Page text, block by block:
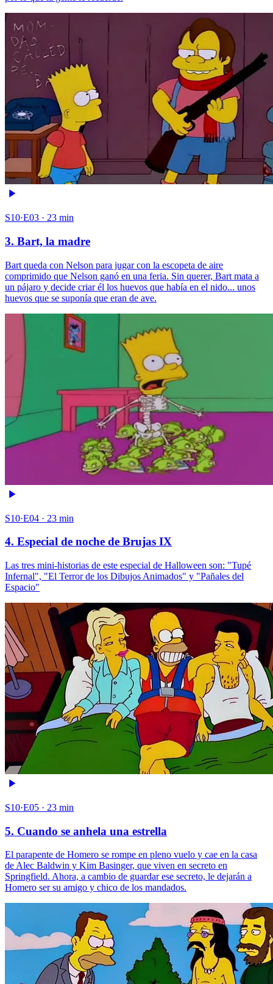
S10·E03 · 23 min
3. Bart, la madre
Bart queda con Nelson para jugar con la escopeta de aire
comprimido que Nelson ganó en una feria. Sin querer, Bart mata a
un pájaro y decide criar él los huevos que había en el nido... unos
huevos que se suponía que eran de ave.
S10·E04 · 23 min
4. Especial de noche de Brujas IX
Las tres mini-historias de este especial de Halloween son: "Tupé
Infernal", "El Terror de los Dibujos Animados" y "Pañales del
Espacio"
S10·E05 · 23 min
5. Cuando se anhela una estrella
El parapente de Homero se rompe en pleno vuelo y cae en la casa
de Alec Baldwin y Kim Basinger, que viven en secreto en
Springfield. Ahora, a cambio de guardar ese secreto, le dejarán a
Homero ser su amigo y chico de los mandados.